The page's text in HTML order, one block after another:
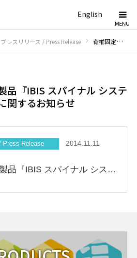
English
プレスリリース / Press Release 脊椎固定器具新製品『IBIS スパイナル システム』の販売開始に関するお知らせ
品『IBIS スパイナル システ
関するお知らせ
Press Release 2014.11.11
脊椎固定器具新製品『IBIS スパイナル システム』の販売開始に関するお知らせ